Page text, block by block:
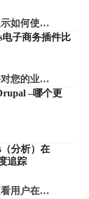
示如何使…
电子商务插件比
对您的业…
–哪个更
分析）在
追踪
看用户在…